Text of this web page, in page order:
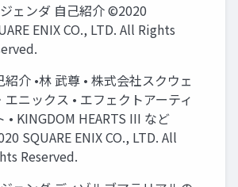
ジェンダ 自己紹介 ©2020
ENIX CO., LTD. All Rights
紹介 •林 武尊 • 株式会社スクウェ
エニックス • エフェクトアーティ
• KINGDOM HEARTS III など
SQUARE ENIX CO., LTD. All
Reserved.